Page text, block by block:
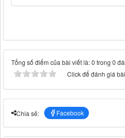
Tổng số điểm của bài viết là: 0 trong 0
Click để đánh giá
Chia sẻ: Facebook